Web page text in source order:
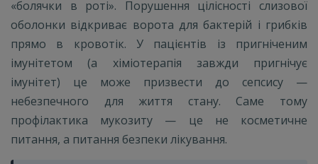
«болячки в роті». Порушення цілісності слизової
оболонки відкриває ворота для бактерій і грибків
прямо в кровотік. У пацієнтів із пригніченим
імунітетом (а хіміотерапія завжди пригнічує
імунітет) це може призвести до сепсису —
небезпечного для життя стану. Саме тому
профілактика мукозиту — це не косметичне
питання, а питання безпеки лікування.